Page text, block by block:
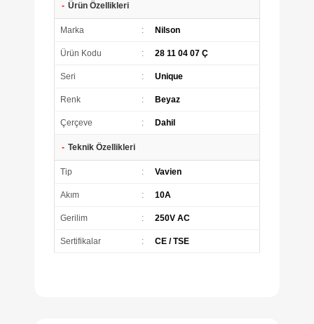
- Ürün Özellikleri
Marka : Nilson
Ürün Kodu : 28 11 04 07 Ç
Seri : Unique
Renk : Beyaz
Çerçeve : Dahil
- Teknik Özellikleri
Tip : Vavien
Akım : 10A
Gerilim : 250V AC
Sertifikalar : CE / TSE